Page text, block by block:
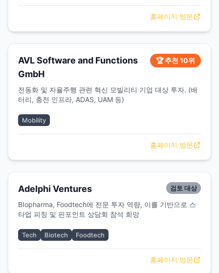
홈페이지 방문
AVL Software and Functions
GmbH
🏆 추천 10위
전동화 및 자율주행 관련 혁신 모빌리티 기업 대상 투자. (배
터리, 충전 인프라, ADAS, UAM 등)
Mobility
홈페이지 방문
Adelphi Ventures 검토 대상
BIopharma, Foodtech에 전문 투자 역량, 이를 기반으로 스
타업 피칭 및 핀포인트 상담회 참석 희망
Tech Biotech Foodtech
홈페이지 방문